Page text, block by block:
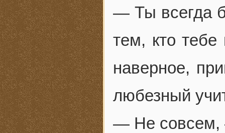
— Ты всегда
тем, кто тебе
наверное,
любезный
— Не совсем,